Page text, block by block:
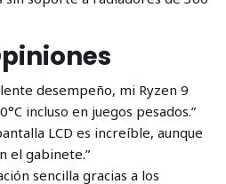
desempeño, mi Ryzen 9
incluso en juegos pesados.”
pantalla LCD es increíble, aunque
el gabinete.”
sencilla gracias a los